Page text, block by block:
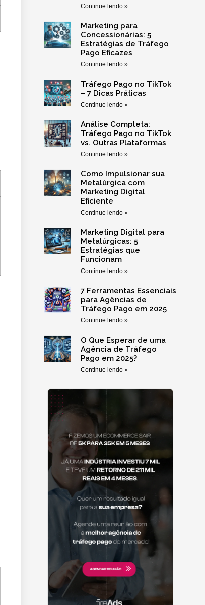
Continue lendo »
Marketing para
Concessionárias: 5
Estratégias de Tráfego
Pago Eficazes
Continue lendo »
Tráfego Pago no TikTok
– 7 Dicas Práticas
Continue lendo »
Análise Completa:
Tráfego Pago no TikTok
vs. Outras Plataformas
Continue lendo »
Como Impulsionar sua
Metalúrgica com
Marketing Digital
Eficiente
Continue lendo »
Marketing Digital para
Metalúrgicas: 5
Estratégias que
Funcionam
Continue lendo »
7 Ferramentas Essenciais
para Agências de
Tráfego Pago em 2025
Continue lendo »
O Que Esperar de uma
Agência de Tráfego
Pago em 2025?
Continue lendo »